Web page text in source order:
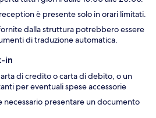
è presente solo in orari limitati.
dalla struttura potrebbero essere
di traduzione automatica.
in
di credito o carta di debito, o un
per eventuali spese accessorie
necessario presentare un documento